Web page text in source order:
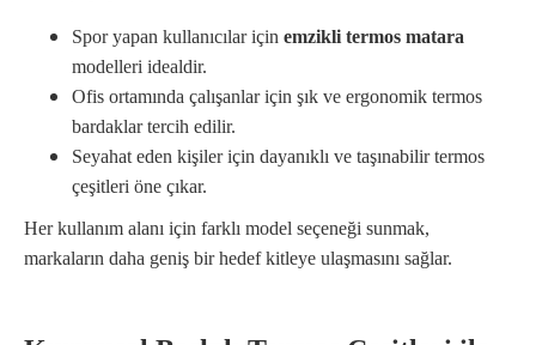
Spor yapan kullanıcılar için emzikli termos matara
modelleri idealdir.
Ofis ortamında çalışanlar için şık ve ergonomik termos
bardaklar tercih edilir.
Seyahat eden kişiler için dayanıklı ve taşınabilir termos
çeşitleri öne çıkar.
Her kullanım alanı için farklı model seçeneği sunmak,
markaların daha geniş bir hedef kitleye ulaşmasını sağlar.